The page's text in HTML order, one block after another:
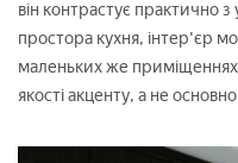
він контрастує практично
простора кухня, інтер'єр
маленьких же
якості акценту, а не